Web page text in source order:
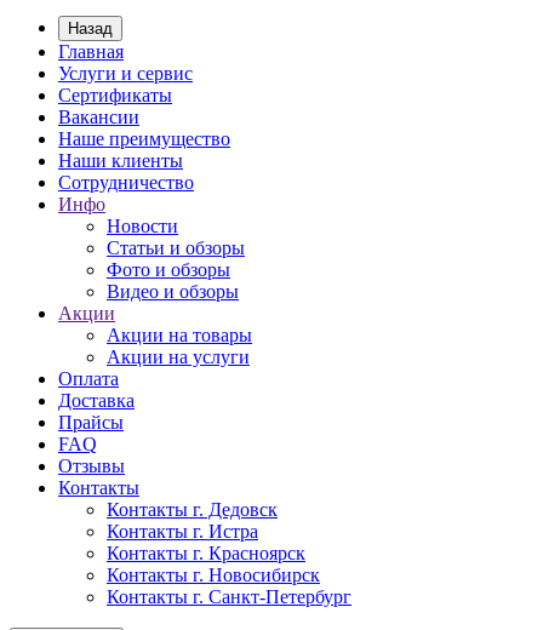
Назад
Главная
Услуги и сервис
Сертификаты
Вакансии
Наше преимущество
Наши клиенты
Сотрудничество
Инфо
Новости
Статьи и обзоры
Фото и обзоры
Видео и обзоры
Акции
Акции на товары
Акции на услуги
Оплата
Доставка
Прайсы
FAQ
Отзывы
Контакты
Контакты г. Дедовск
Контакты г. Истра
Контакты г. Красноярск
Контакты г. Новосибирск
Контакты г. Санкт-Петербург